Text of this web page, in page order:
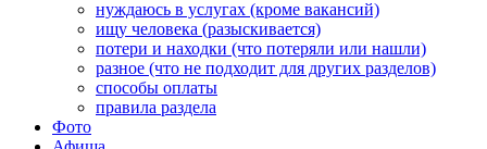
нуждаюсь в услугах (кроме вакансий)
ищу человека (разыскивается)
потери и находки (что потеряли или нашли)
разное (что не подходит для других разделов)
способы оплаты
правила раздела
Фото